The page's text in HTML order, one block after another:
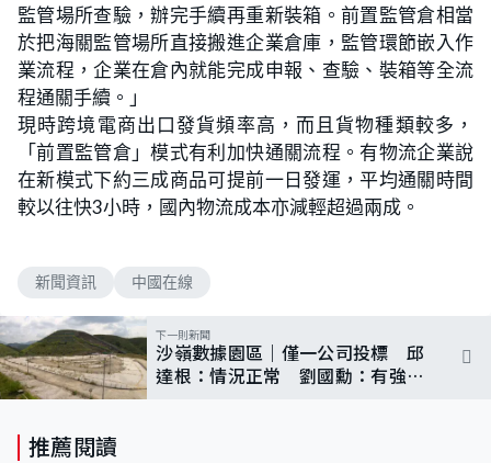
監管場所查驗，辦完手續再重新裝箱。前置監管倉相當
於把海關監管場所直接搬進企業倉庫，監管環節嵌入作
業流程，企業在倉內就能完成申報、查驗、裝箱等全流
程通關手續。」
現時跨境電商出口發貨頻率高，而且貨物種類較多，
「前置監管倉」模式有利加快通關流程。有物流企業說
在新模式下約三成商品可提前一日發運，平均通關時間
較以往快3小時，國內物流成本亦減輕超過兩成。
新聞資訊 中國在線
下一則新聞
沙嶺數據園區｜僅一公司投標 邱
達根：情況正常 劉國勳：有強心
推薦閱讀